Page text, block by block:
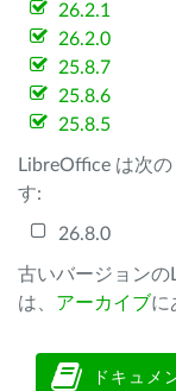
26.2.1
26.2.0
25.8.7
25.8.6
25.8.5
LibreOffice は次の
す:
26.8.0
古いバージョンの
は、 アーカイブに
ドキュメ